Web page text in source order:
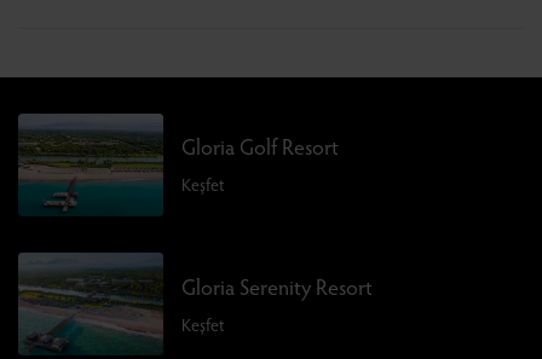
Gloria Golf Resort
Keşfet
Gloria Serenity Resort
Keşfet